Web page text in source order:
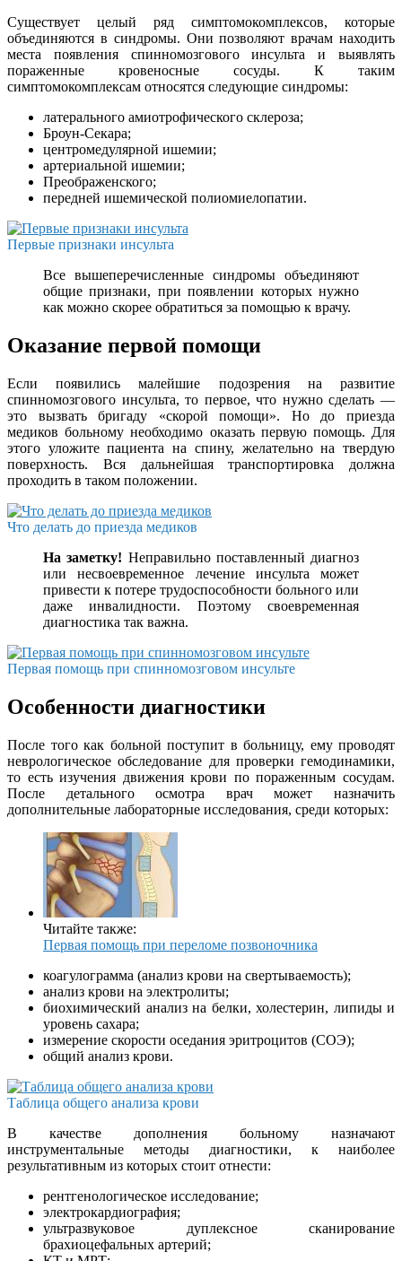
Существует целый ряд симптомокомплексов, которые
объединяются в синдромы. Они позволяют врачам находить
места появления спинномозгового инсульта и выявлять
пораженные кровеносные сосуды. К таким
симптомокомплексам относятся следующие синдромы:
латерального амиотрофического склероза;
Броун-Секара;
центромедулярной ишемии;
артериальной ишемии;
Преображенского;
передней ишемической полиомиелопатии.
Первые признаки инсульта
Все вышеперечисленные синдромы объединяют
общие признаки, при появлении которых нужно
как можно скорее обратиться за помощью к врачу.
Оказание первой помощи
Если появились малейшие подозрения на развитие
спинномозгового инсульта, то первое, что нужно сделать —
это вызвать бригаду «скорой помощи». Но до приезда
медиков больному необходимо оказать первую помощь. Для
этого уложите пациента на спину, желательно на твердую
поверхность. Вся дальнейшая транспортировка должна
проходить в таком положении.
Что делать до приезда медиков
На заметку! Неправильно поставленный диагноз
или несвоевременное лечение инсульта может
привести к потере трудоспособности больного или
даже инвалидности. Поэтому своевременная
диагностика так важна.
Первая помощь при спинномозговом инсульте
Особенности диагностики
После того как больной поступит в больницу, ему проводят
неврологическое обследование для проверки гемодинамики,
то есть изучения движения крови по пораженным сосудам.
После детального осмотра врач может назначить
дополнительные лабораторные исследования, среди которых:
Читайте также:
Первая помощь при переломе позвоночника
коагулограмма (анализ крови на свертываемость);
анализ крови на электролиты;
биохимический анализ на белки, холестерин, липиды и
уровень сахара;
измерение скорости оседания эритроцитов (СОЭ);
общий анализ крови.
Таблица общего анализа крови
В качестве дополнения больному назначают
инструментальные методы диагностики, к наиболее
результативным из которых стоит отнести:
рентгенологическое исследование;
электрокардиография;
ультразвуковое дуплексное сканирование
брахиоцефальных артерий;